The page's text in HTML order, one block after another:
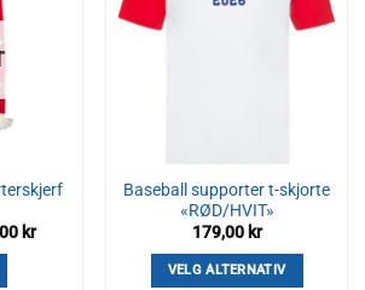
kr.
krNåværende
Baseball supporter t-skjorte
«RØD/HVIT»
179,00 kr
VELG ALTERNATIV